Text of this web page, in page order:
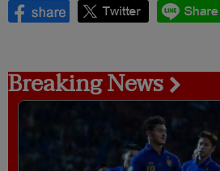
Breaking News